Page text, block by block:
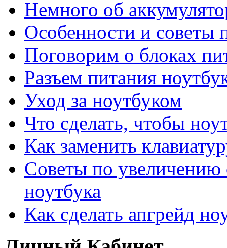
Немного об
Особенности и советы
Поговорим о блоках
Разъем питания
Уход за ноутбуком
Что сделать, чтобы
Как заменить
Советы по увеличению
ноутбука
Как сделать апгрейд